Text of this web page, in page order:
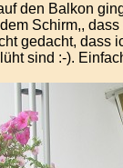
den Balkon
Schirm,,
gedacht,
sind :-).